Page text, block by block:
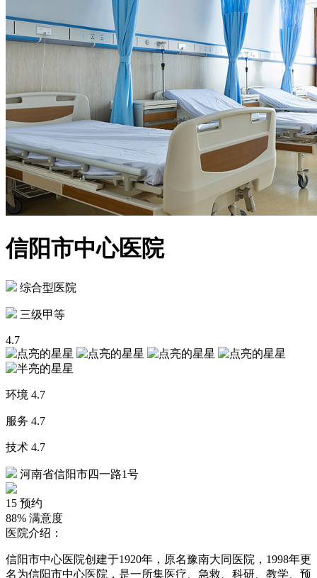
信阳市中心医院
综合型医院
三级甲等
4.7
环境 4.7
服务 4.7
技术 4.7
河南省信阳市四一路1号
15 预约
88% 满意度
医院介绍：
信阳市中心医院创建于1920年，原名豫南大同医院，1998年更
名为信阳市中心医院，是一所集医疗、急救、科研、教学、预